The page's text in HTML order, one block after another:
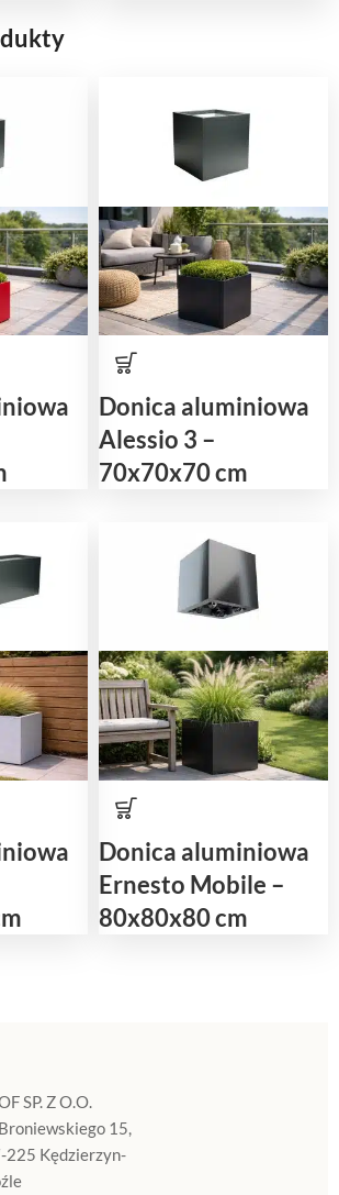
Donica aluminiowa
Alessio 3 –
70x70x70 cm
Donica aluminiowa
Ernesto Mobile –
80x80x80 cm
SP. Z O.O.
15,
225 Kędzierzyn-